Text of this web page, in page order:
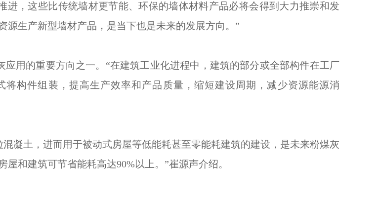
，这些比传统墙材更节能、环保的墙体材料产品必将会得到大力推崇和发
源生产新型墙材产品，是当下也是未来的发展方向。”
的重要方向之一。“在建筑工业化进程中，建筑的部分或全部构件在工厂
构件组装，提高生产效率和产品质量，缩短建设周期，减少资源能源消
土，进而用于被动式房屋等低能耗甚至零能耗建筑的建设，是未来粉煤灰
和建筑可节省能耗高达90%以上。”崔源声介绍。